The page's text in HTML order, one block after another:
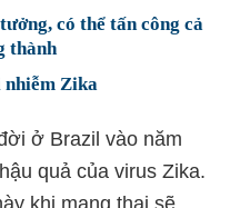
có thể tấn công cả
thành
nhiễm Zika
ở Brazil vào năm
quả của virus Zika.
khi mang thai sẽ